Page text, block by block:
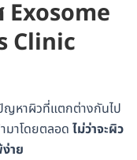
Exosome
Clinic
หาผิวที่แตกต่างกันไป
มาโดยตลอด ไม่ว่าจะผิว
าย